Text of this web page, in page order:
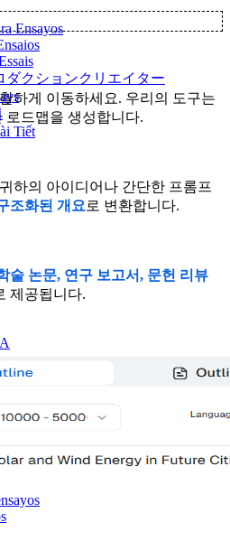
Ensayos
ダクションクリエイター
Tiết
하게 이동하세요. 우리의 도구는
로드맵을 생성합니다.
하의 아이디어나 간단한 프롬프
조화된 개요 로 변환합니다.
술 논문, 연구 보고서, 문헌 리뷰
제공됩니다.